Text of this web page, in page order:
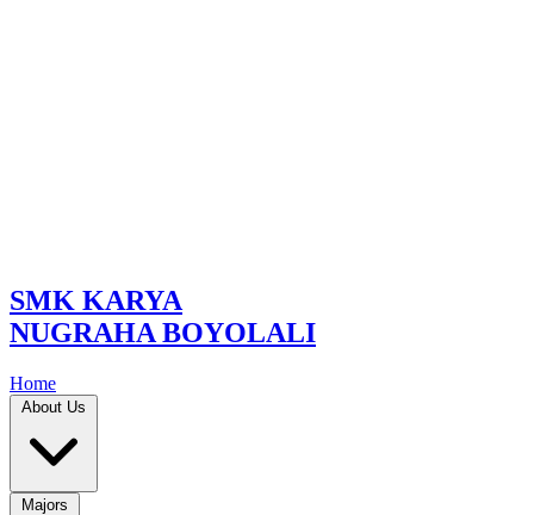
SMK KARYA
NUGRAHA BOYOLALI
Home
About Us
Majors